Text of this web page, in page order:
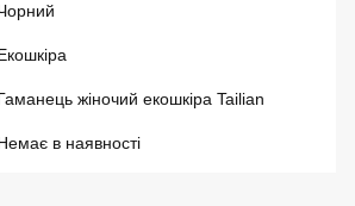
жіночий екошкіра Tailian
в наявності